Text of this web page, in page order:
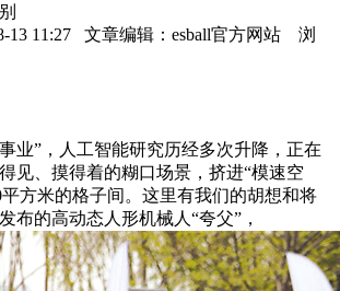
13 11:27 文章编辑：esball官方网站 浏
”，人工智能研究历经多次升降，正在
见、摸得着的糊口场景，挤进“模速空
方米的格子间。这里有我们的胡想和将
布的高动态人形机械人“夸父”，